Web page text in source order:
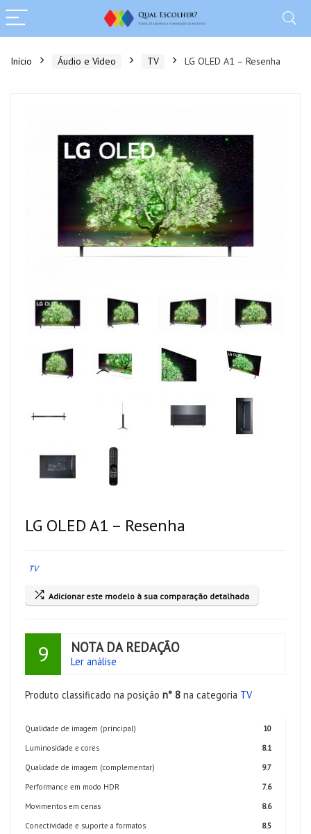
Início Áudio e Vídeo TV LG OLED A1 – Resenha
LG OLED A1 – Resenha
TV
Adicionar este modelo à sua comparação detalhada
9 NOTA DA REDAÇÃO
Ler análise
Produto classificado na posição n° 8 na categoria TV
Qualidade de imagem (principal)
10
Luminosidade e cores
8.1
Qualidade de imagem (complementar)
9.7
Performance em modo HDR
7.6
Movimentos em cenas
8.6
Conectividade e suporte a formatos
8.5